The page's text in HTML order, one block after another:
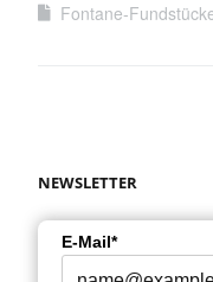
Fontane-
NEWSLETTER
E-Mail*